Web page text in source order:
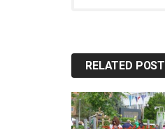
RELATED POST